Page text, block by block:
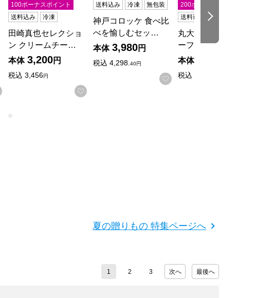
お気に入りに登録する
100ボーナスポイント
送料込み
冷凍
田崎真也セレクショ
ン クリームチー…
本体 3,200円
税込 3,456円
お気に入りに登録する
送料込み 冷凍 無包装
神戸コロッケ 食べ比
べを愉しむセッ…
本体 3,980円
税込 4,298.40円
お気に入りに登録する
200ボーナスポイント
送料込み
冷凍
丸大食品 ローストビ
ーフディナーセ…
本体
税込
次の商品
夏の贈りもの 特集ページへ
1 2 3 次へ 最後へ